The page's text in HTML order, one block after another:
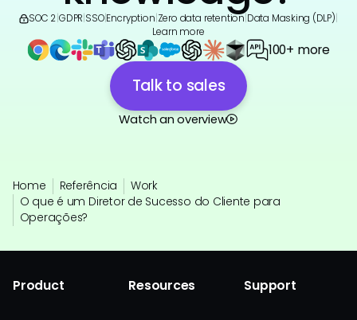
SOC 2 GDPR SSO|Encryption Zero data retention Data Masking (DLP)
Learn more
100+ more
Talk to sales
Watch an overview
Home Referência
Work
O que é um Diretor de Sucesso do Cliente para
Operações?
Product Resources Support